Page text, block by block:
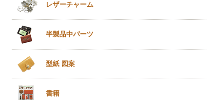
レザーチャーム
半製品中パーツ
型紙 図案
書籍